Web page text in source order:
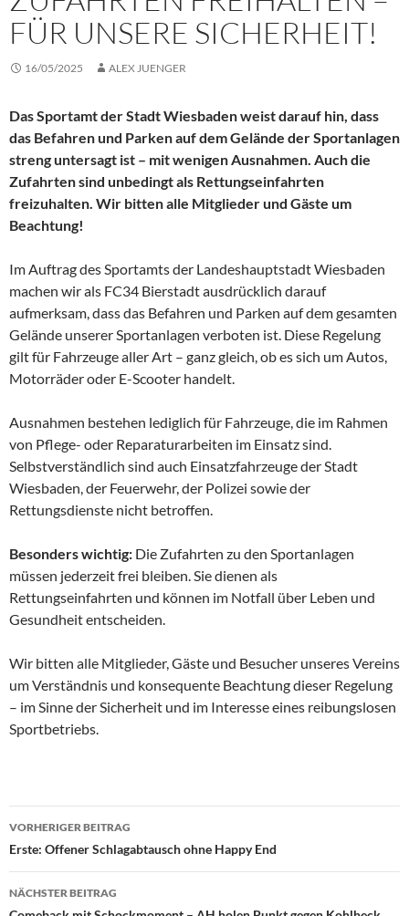
FÜR UNSERE SICHERHEIT!
16/05/2025 ALEX JUENGER
Das Sportamt der Stadt Wiesbaden weist darauf hin, dass
das Befahren und Parken auf dem Gelände der Sportanlagen
streng untersagt ist – mit wenigen Ausnahmen. Auch die
Zufahrten sind unbedingt als Rettungseinfahrten
freizuhalten. Wir bitten alle Mitglieder und Gäste um
Beachtung!
Im Auftrag des Sportamts der Landeshauptstadt Wiesbaden
machen wir als FC34 Bierstadt ausdrücklich darauf
aufmerksam, dass das Befahren und Parken auf dem gesamten
Gelände unserer Sportanlagen verboten ist. Diese Regelung
gilt für Fahrzeuge aller Art – ganz gleich, ob es sich um Autos,
Motorräder oder E-Scooter handelt.
Ausnahmen bestehen lediglich für Fahrzeuge, die im Rahmen
von Pflege- oder Reparaturarbeiten im Einsatz sind.
Selbstverständlich sind auch Einsatzfahrzeuge der Stadt
Wiesbaden, der Feuerwehr, der Polizei sowie der
Rettungsdienste nicht betroffen.
Besonders wichtig: Die Zufahrten zu den Sportanlagen
müssen jederzeit frei bleiben. Sie dienen als
Rettungseinfahrten und können im Notfall über Leben und
Gesundheit entscheiden.
Wir bitten alle Mitglieder, Gäste und Besucher unseres Vereins
um Verständnis und konsequente Beachtung dieser Regelung
– im Sinne der Sicherheit und im Interesse eines reibungslosen
Sportbetriebs.
Beitragsnavigation
VORHERIGER BEITRAG
Erste: Offener Schlagabtausch ohne Happy End
NÄCHSTER BEITRAG